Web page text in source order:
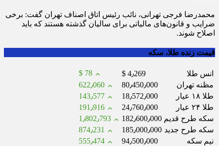
محمدرضا فرجی تهرانی، نائب رئیس اتاق اصناف تهران گفت: برخی
ضرایب و قانون‌های مالیاتی برای سالیان گذشته هستند که باید
اصلاح شوند.
قیمت زنده طلا، سکه
انس طلا $ 4٫269
$ 78
مظنه تهران
80٫450٫000
622٫060
طلا ۱۸ عیار
18٫572٫000
143٫577
طلا ۲۴ عیار
24٫760٫000
191٫916
سکه طرح قدیم 182٫600٫000
1٫802٫793
سکه طرح جدید 185٫000٫000
874٫231
نیم سکه
94٫500٫000
555٫474